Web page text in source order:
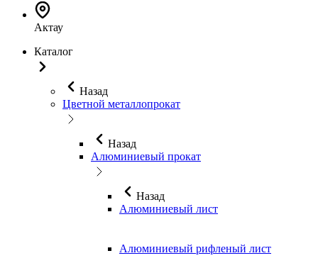
Актау
Каталог
Назад
Цветной металлопрокат
Назад
Алюминиевый прокат
Назад
Алюминиевый лист
Алюминиевый рифленый лист